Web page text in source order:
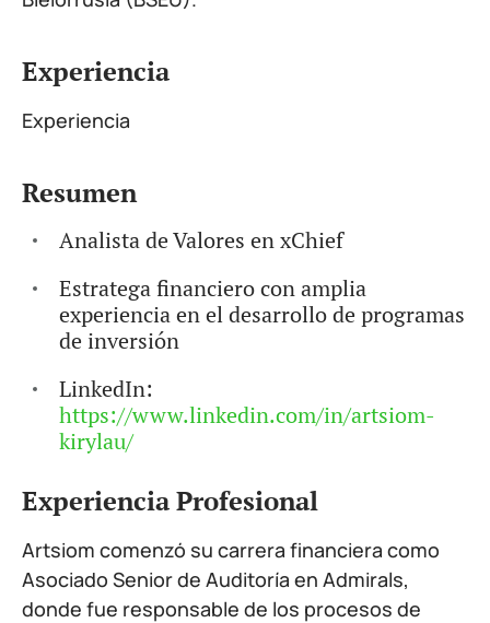
Experiencia
Experiencia
Resumen
Analista de Valores en xChief
Estratega financiero con amplia
experiencia en el desarrollo de programas
de inversión
LinkedIn:
https://www.linkedin.com/in/artsiom-
kirylau/
Experiencia Profesional
Artsiom comenzó su carrera financiera como
Asociado Senior de Auditoría en Admirals,
donde fue responsable de los procesos de